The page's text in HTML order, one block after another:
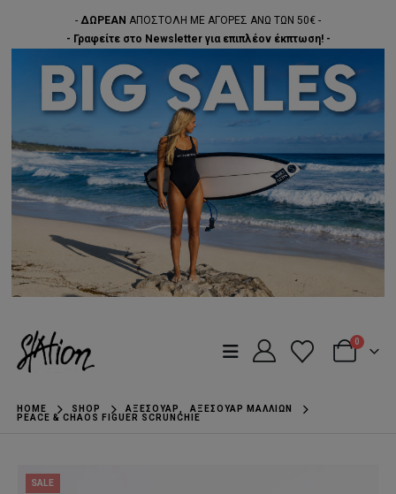
- ΔΩΡΕΑΝ ΑΠΟΣΤΟΛΗ ΜΕ ΑΓΟΡΕΣ ΑΝΩ ΤΩΝ 50€ -
- Γραφείτε στο Newsletter για επιπλέον έκπτωση! -
0
HOME SHOP ΑΞΕΣΟΥΆΡ,
ΑΞΕΣΟΥΆΡ ΜΑΛΛΙΏΝ
PEACE & CHAOS FIGUER SCRUNCHIE
SALE